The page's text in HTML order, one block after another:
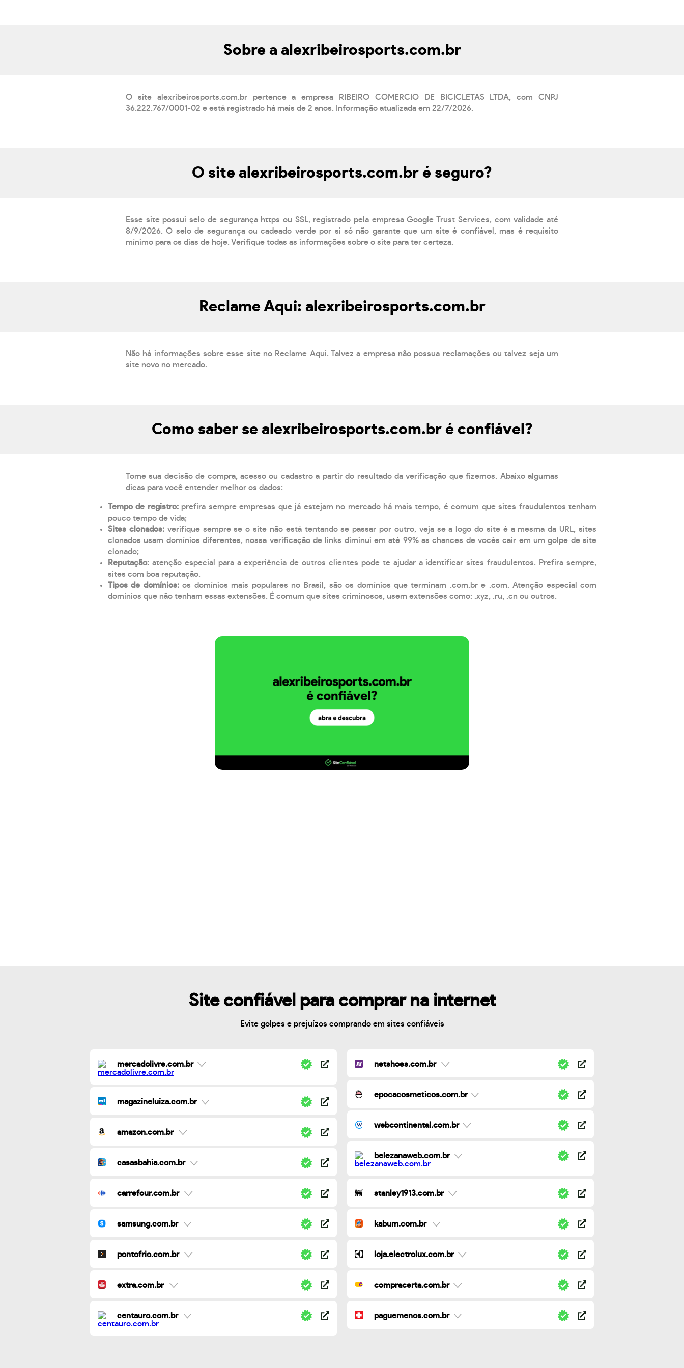
Sobre a alexribeirosports.com.br
O site alexribeirosports.com.br pertence a empresa RIBEIRO COMERCIO DE BICICLETAS LTDA, com CNPJ
36.222.767/0001-02 e está registrado há mais de 2 anos. Informação atualizada em 22/7/2026.
O site alexribeirosports.com.br é seguro?
Esse site possui selo de segurança https ou SSL, registrado pela empresa Google Trust Services, com validade até
8/9/2026. O selo de segurança ou cadeado verde por si só não garante que um site é confiável, mas é requisito
mínimo para os dias de hoje. Verifique todas as informações sobre o site para ter certeza.
Reclame Aqui: alexribeirosports.com.br
Não há informações sobre esse site no Reclame Aqui. Talvez a empresa não possua reclamações ou talvez seja um
site novo no mercado.
Como saber se alexribeirosports.com.br é confiável?
Tome sua decisão de compra, acesso ou cadastro a partir do resultado da verificação que fizemos. Abaixo algumas
dicas para você entender melhor os dados:
Tempo de registro: prefira sempre empresas que já estejam no mercado há mais tempo, é comum que sites fraudulentos tenham
pouco tempo de vida;
Sites clonados: verifique sempre se o site não está tentando se passar por outro, veja se a logo do site é a mesma da URL, sites
clonados usam domínios diferentes, nossa verificação de links diminui em até 99% as chances de vocês cair em um golpe de site
clonado;
Reputação: atenção especial para a experiência de outros clientes pode te ajudar a identificar sites fraudulentos. Prefira sempre,
sites com boa reputação.
Tipos de domínios:os domínios mais populares no Brasil, são os domínios que terminam .com.br e .com. Atenção especial com
domínios que não tenham essas extensões. É comum que sites criminosos, usem extensões como: .xyz, .ru, .cn ou outros.
Site confiável para comprar na internet
Evite golpes e prejuízos comprando em sites confiáveis
mercadolivre.com.br
magazineluiza.com.br
amazon.com.br
casasbahia.com.br
carrefour.com.br
samsung.com.br
pontofrio.com.br
extra.com.br
centauro.com.br
netshoes.com.br
epocacosmeticos.com.br
webcontinental.com.br
belezanaweb.com.br
stanley1913.com.br
kabum.com.br
loja.electrolux.com.br
compracerta.com.br
paguemenos.com.br